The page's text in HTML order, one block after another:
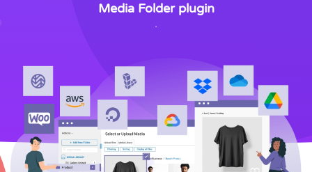
Media Folder plugin
.